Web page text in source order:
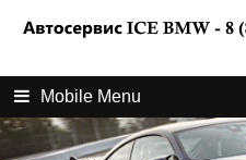
Mobile Menu